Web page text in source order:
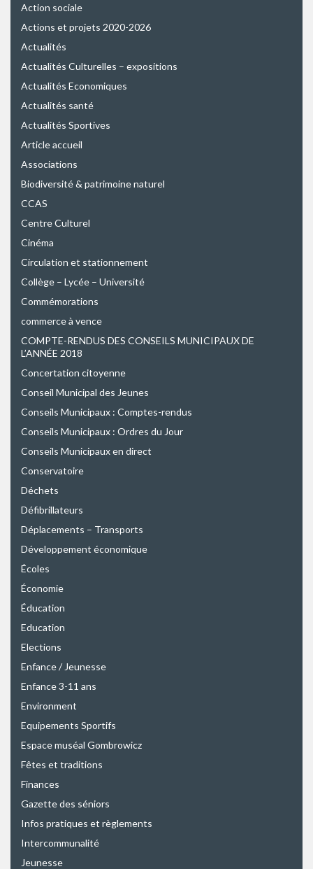
Action sociale
Actions et projets 2020-2026
Actualités
Actualités Culturelles – expositions
Actualités Economiques
Actualités santé
Actualités Sportives
Article accueil
Associations
Biodiversité & patrimoine naturel
CCAS
Centre Culturel
Cinéma
Circulation et stationnement
Collège – Lycée – Université
Commémorations
commerce à vence
COMPTE-RENDUS DES CONSEILS MUNICIPAUX DE
L’ANNÉE 2018
Concertation citoyenne
Conseil Municipal des Jeunes
Conseils Municipaux : Comptes-rendus
Conseils Municipaux : Ordres du Jour
Conseils Municipaux en direct
Conservatoire
Déchets
Défibrillateurs
Déplacements – Transports
Développement économique
Écoles
Économie
Éducation
Education
Elections
Enfance / Jeunesse
Enfance 3-11 ans
Environment
Equipements Sportifs
Espace muséal Gombrowicz
Fêtes et traditions
Finances
Gazette des séniors
Infos pratiques et règlements
Intercommunalité
Jeunesse